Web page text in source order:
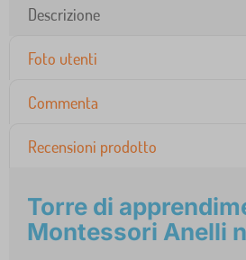
Descrizione
Foto utenti
Commenta
Recensioni prodotto
Torre di
Montessori Anelli